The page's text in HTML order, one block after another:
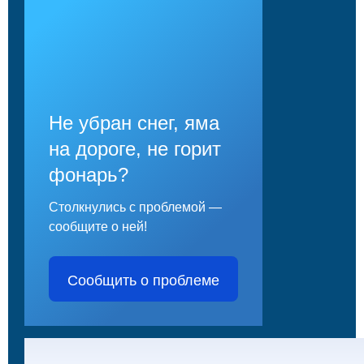
Не убран снег, яма
на дороге, не горит
фонарь?
Столкнулись с проблемой —
сообщите о ней!
Сообщить о проблеме